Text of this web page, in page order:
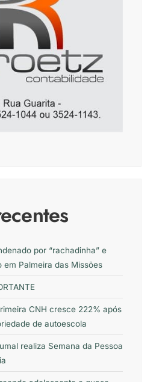
por “rachadinha” e
em Palmeira das Missões
CNH cresce 222% após
de autoescola
realiza Semana da Pessoa